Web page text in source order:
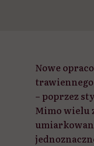
Nowe
– poprzez
Mimo wielu